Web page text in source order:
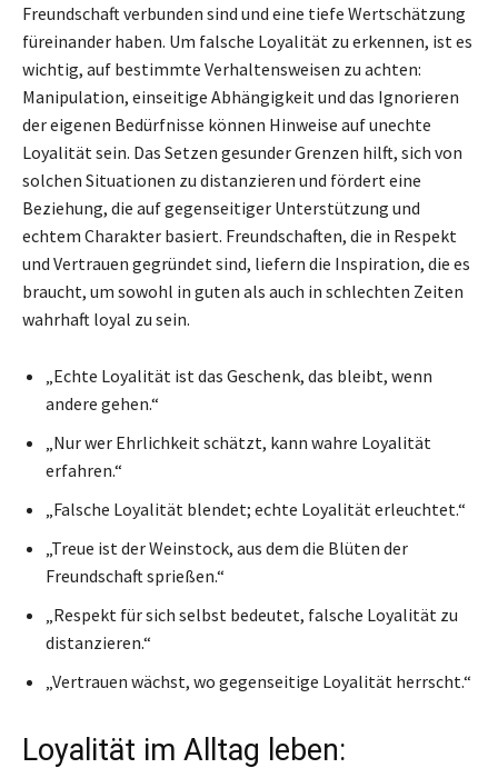
Freundschaft verbunden sind und eine tiefe Wertschätzung
füreinander haben. Um falsche Loyalität zu erkennen, ist es
wichtig, auf bestimmte Verhaltensweisen zu achten:
Manipulation, einseitige Abhängigkeit und das Ignorieren
der eigenen Bedürfnisse können Hinweise auf unechte
Loyalität sein. Das Setzen gesunder Grenzen hilft, sich von
solchen Situationen zu distanzieren und fördert eine
Beziehung, die auf gegenseitiger Unterstützung und
echtem Charakter basiert. Freundschaften, die in Respekt
und Vertrauen gegründet sind, liefern die Inspiration, die es
braucht, um sowohl in guten als auch in schlechten Zeiten
wahrhaft loyal zu sein.
„Echte Loyalität ist das Geschenk, das bleibt, wenn
andere gehen.“
„Nur wer Ehrlichkeit schätzt, kann wahre Loyalität
erfahren.“
„Falsche Loyalität blendet; echte Loyalität erleuchtet.“
„Treue ist der Weinstock, aus dem die Blüten der
Freundschaft sprießen.“
„Respekt für sich selbst bedeutet, falsche Loyalität zu
distanzieren.“
„Vertrauen wächst, wo gegenseitige Loyalität herrscht.“
Loyalität im Alltag leben: